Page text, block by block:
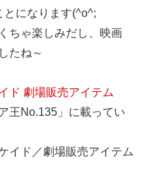
とになります(^o^;
ちゃ楽しみだし、映画
たね～
ド 劇場販売アイテム
王No.135」に載ってい